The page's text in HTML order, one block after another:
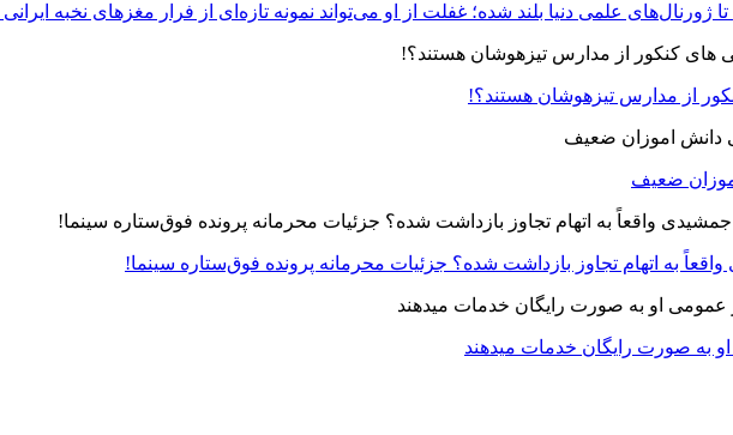
ژورنال‌های علمی دنیا بلند شده؛ غفلت از او می‌تواند نمونه تازه‌ای از فرار مغزهای نخبه ایرانی
از مدارس تیزهوشان هستند؟!
ضعیف
به اتهام تجاوز بازداشت شده؟ جزئیات محرمانه پرونده فوق‌ستاره سینما!
به صورت رایگان خدمات میدهند